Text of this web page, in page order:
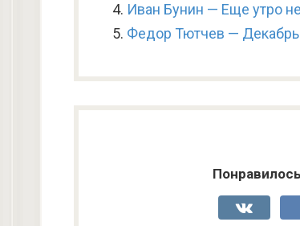
Иван Бунин — Еще утро
Федор Тютчев —